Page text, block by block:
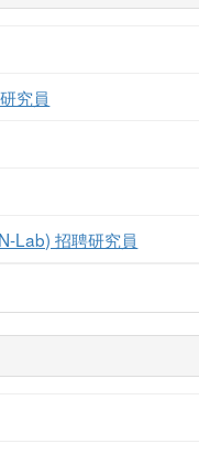
究員
Lab) 招聘研究員